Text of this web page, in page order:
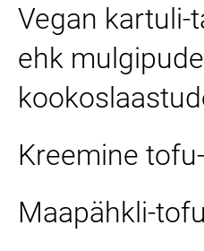
Vegan kartuli-
ehk
Kreemine
Maapähkli-